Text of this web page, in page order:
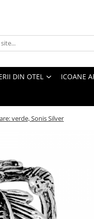
DIN OTEL ICOANE
verde, Sonis Silver